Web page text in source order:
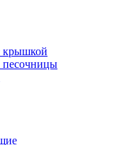
крышкой
песочницы